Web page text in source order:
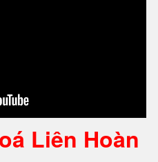
Liên Hoàn